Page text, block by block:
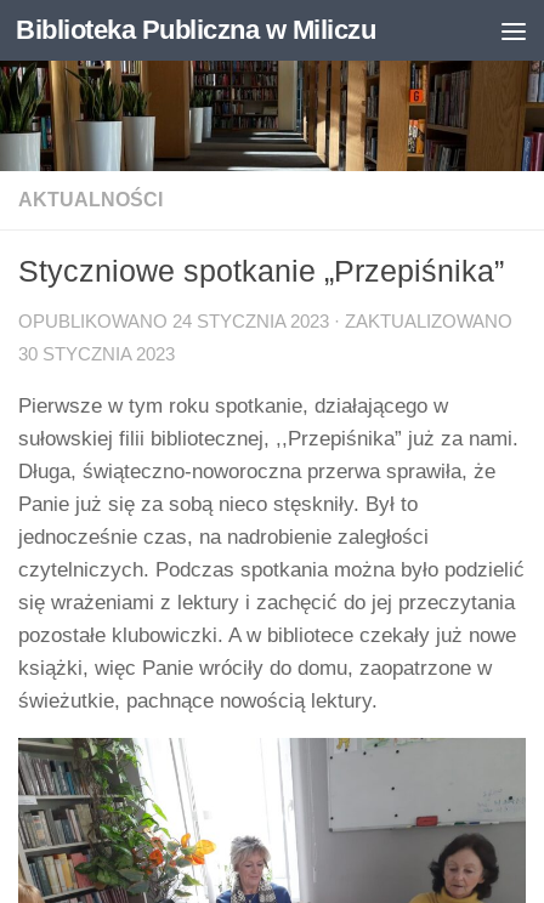
Otwórz pasek narzędzi
Skip to content
Biblioteka Publiczna w Miliczu
AKTUALNOŚCI
Styczniowe spotkanie „Przepiśnika”
OPUBLIKOWANO 24 STYCZNIA 2023 · ZAKTUALIZOWANO
30 STYCZNIA 2023
Pierwsze w tym roku spotkanie, działającego w
sułowskiej filii bibliotecznej, ,,Przepiśnika” już za nami.
Długa, świąteczno-noworoczna przerwa sprawiła, że
Panie już się za sobą nieco stęskniły. Był to
jednocześnie czas, na nadrobienie zaległości
czytelniczych. Podczas spotkania można było podzielić
się wrażeniami z lektury i zachęcić do jej przeczytania
pozostałe klubowiczki. A w bibliotece czekały już nowe
książki, więc Panie wróciły do domu, zaopatrzone w
świeżutkie, pachnące nowością lektury.